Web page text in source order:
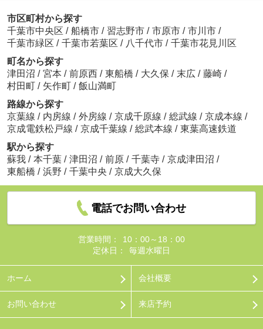
市区町村から探す
千葉市中央区 / 船橋市 / 習志野市 / 市原市 / 市川市 /
千葉市緑区 / 千葉市若葉区 / 八千代市 / 千葉市花見川区
町名から探す
津田沼 / 宮本 / 前原西 / 東船橋 / 大久保 / 末広 / 藤崎 /
村田町 / 矢作町 / 飯山満町
路線から探す
京葉線 / 内房線 / 外房線 / 京成千原線 / 総武線 / 京成本線 /
京成電鉄松戸線 / 京成千葉線 / 総武本線 / 東葉高速鉄道
駅から探す
蘇我 / 本千葉 / 津田沼 / 前原 / 千葉寺 / 京成津田沼 /
東船橋 / 浜野 / 千葉中央 / 京成大久保
電話でお問い合わせ
営業時間：
10：00～18：00
定休日：
毎週水曜日
ホーム 会社概要
お問い合わせ 来店予約